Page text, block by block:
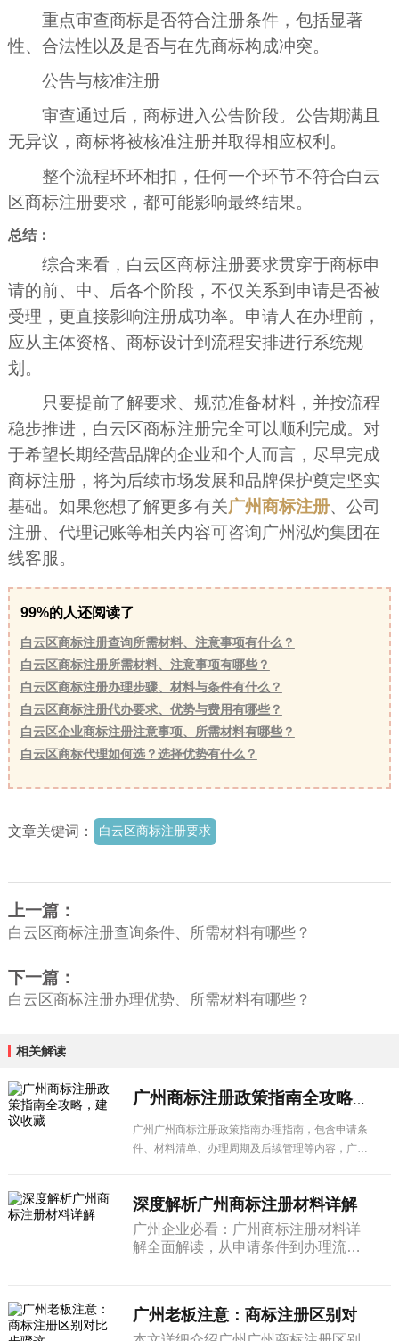
重点审查商标是否符合注册条件，包括显著
性、合法性以及是否与在先商标构成冲突。
公告与核准注册
审查通过后，商标进入公告阶段。公告期满且
无异议，商标将被核准注册并取得相应权利。
整个流程环环相扣，任何一个环节不符合白云
区商标注册要求，都可能影响最终结果。
总结：
综合来看，白云区商标注册要求贯穿于商标申
请的前、中、后各个阶段，不仅关系到申请是否被
受理，更直接影响注册成功率。申请人在办理前，
应从主体资格、商标设计到流程安排进行系统规
划。
只要提前了解要求、规范准备材料，并按流程
稳步推进，白云区商标注册完全可以顺利完成。对
于希望长期经营品牌的企业和个人而言，尽早完成
商标注册，将为后续市场发展和品牌保护奠定坚实
基础。如果您想了解更多有关广州商标注册、公司
注册、代理记账等相关内容可咨询广州泓灼集团在
线客服。
99%的人还阅读了
白云区商标注册查询所需材料、注意事项有什么？
白云区商标注册所需材料、注意事项有哪些？
白云区商标注册办理步骤、材料与条件有什么？
白云区商标注册代办要求、优势与费用有哪些？
白云区企业商标注册注意事项、所需材料有哪些？
白云区商标代理如何选？选择优势有什么？
文章关键词： 白云区商标注册要求
上一篇：
白云区商标注册查询条件、所需材料有哪些？
下一篇：
白云区商标注册办理优势、所需材料有哪些？
相关解读
广州商标注册政策指南全攻略，建议收藏
广州广州商标注册政策指南办理指南，包含申请条
件、材料清单、办理周期及后续管理等内容，广州
深度解析广州商标注册材料详解
广州企业必看：广州商标注册材料详
解全面解读，从申请条件到办理流